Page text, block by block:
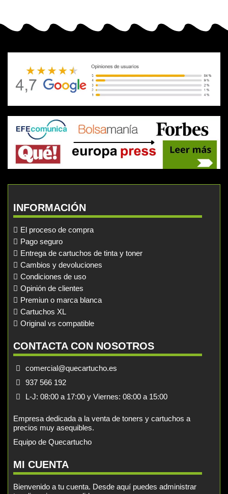
INFORMACIÓN
El proceso de compra
Pago seguro
Entrega de cartuchos de tinta y toner
Cambios y devoluciones
Condiciones de uso
Opinión de clientes
Premiun o marca blanca
Cartuchos XL
Original vs compatible
CONTACTA CON NOSOTROS
comercial@quecartucho.es
937 566 192
L-J: 08:00 a 17:00 y Viernes: 08:00 a 15:00
Empresa dedicada a la venta de toners y cartuchos a
precios muy asequibles.
Equipo de Quecartucho
MI CUENTA
Bienvenido a tu cuenta. Desde aquí puedes administrar